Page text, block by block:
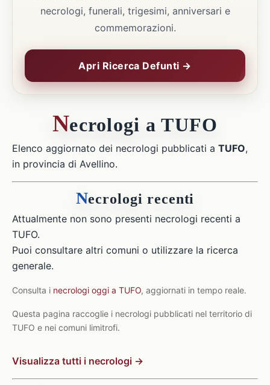
necrologi, funerali, trigesimi, anniversari e
commemorazioni.
Apri Ricerca Defunti →
Necrologi a TUFO
Elenco aggiornato dei necrologi pubblicati a TUFO,
in provincia di Avellino.
Necrologi recenti
Attualmente non sono presenti necrologi recenti a
TUFO.
Puoi consultare altri comuni o utilizzare la ricerca
generale.
Consulta i necrologi oggi a TUFO, aggiornati in tempo reale.
Questa pagina raccoglie i necrologi pubblicati nel territorio di
TUFO e nei comuni limitrofi.
Visualizza tutti i necrologi →